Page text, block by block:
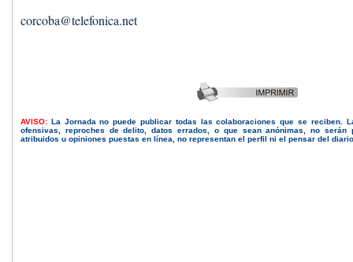
corcoba@telefonica.net
AVISO: La Jornada no puede publicar todas las colaboraciones que se reciben.
ofensivas, reproches de delito, datos errados, o que sean anónimas, no serán
atribuidos u opiniones puestas en línea, no representan el perfil ni el pensar del